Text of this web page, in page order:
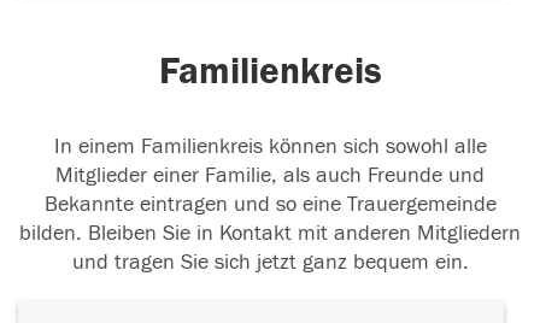
Familienkreis
In einem Familienkreis können sich sowohl alle
Mitglieder einer Familie, als auch Freunde und
Bekannte eintragen und so eine Trauergemeinde
bilden. Bleiben Sie in Kontakt mit anderen Mitgliedern
und tragen Sie sich jetzt ganz bequem ein.